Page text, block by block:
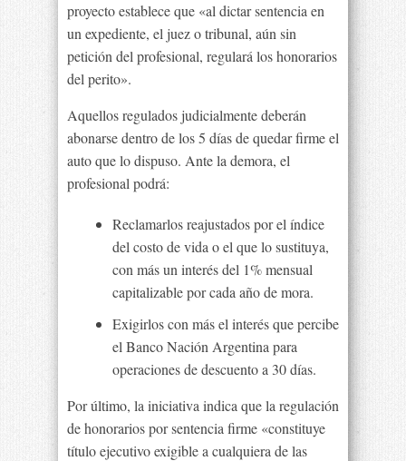
proyecto establece que «al dictar sentencia en
un expediente, el juez o tribunal, aún sin
petición del profesional, regulará los honorarios
del perito».
Aquellos regulados judicialmente deberán
abonarse dentro de los 5 días de quedar firme el
auto que lo dispuso. Ante la demora, el
profesional podrá:
Reclamarlos reajustados por el índice
del costo de vida o el que lo sustituya,
con más un interés del 1% mensual
capitalizable por cada año de mora.
Exigirlos con más el interés que percibe
el Banco Nación Argentina para
operaciones de descuento a 30 días.
Por último, la iniciativa indica que la regulación
de honorarios por sentencia firme «constituye
título ejecutivo exigible a cualquiera de las